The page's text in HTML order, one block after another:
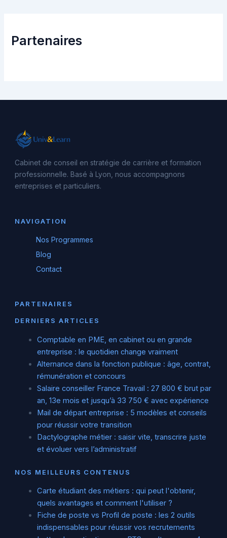
Partenaires
Cabinet de conseil en stratégie de carrière et formation
professionnelle. Basé à Lyon, nous accompagnons
entreprises et particuliers.
NAVIGATION
Nos Programmes
Blog
Contact
PARTENAIRES
DERNIERS ARTICLES
Comptable en PME, en cabinet ou en grande
entreprise : le quotidien change vraiment
Alternance dans la fonction publique : âge, contrat,
rémunération et concours
Salaire conseiller France Travail : 27 800 € brut par
an, 13e mois et jusqu’à 33 750 € avec expérience
Mail de départ entreprise : 5 modèles et conseils
pour réussir votre transition
Dactylographe métier : saisir vite, transcrire juste
et évoluer vers l’administratif
NOS MEILLEURS CONTENUS
Carte étudiant des métiers : qui peut l'obtenir,
quels avantages et comment l'utiliser ?
Fiche de poste vs Profil de poste : les 2 outils
indispensables pour réussir vos recrutements